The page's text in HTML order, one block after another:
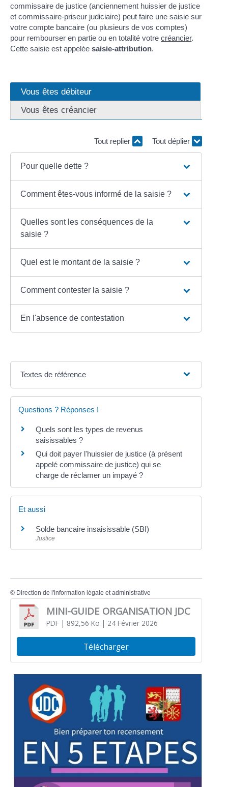
commissaire de justice (anciennement huissier de justice
et commissaire-priseur judiciaire) peut faire une saisie sur
votre compte bancaire (ou plusieurs de vos comptes)
pour rembourser en partie ou en totalité votrecréancier.
Cette saisie est appeléesaisie-attribution.
Vous êtes débiteur
Vous êtes créancier
Tout replier Tout déplier
Pour quelle dette ?
Comment êtes-vous informé de la saisie ?
Quelles sont les conséquences de la
saisie ?
Quel est le montant de la saisie ?
Comment contester la saisie ?
En l'absence de contestation
Textes de référence
Questions ? Réponses !
Quels sont les types de revenus
saisissables ?
Qui doit payer l'huissier de justice (à présent
appelé commissaire de justice) qui se
charge de réclamer un impayé ?
Et aussi
Solde bancaire insaisissable (SBI)
Justice
© Direction de l'information légale et administrative
MINI-GUIDE ORGANISATION JDC
PDF| 892,56 Ko | 24 Février 2026
Télécharger